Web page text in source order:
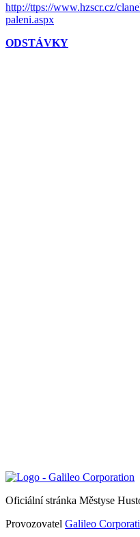
http://ttps://www.hzscr.cz/
paleni.aspx
ODSTÁVKY
Oficiální stránka Městyse
Provozovatel Galileo